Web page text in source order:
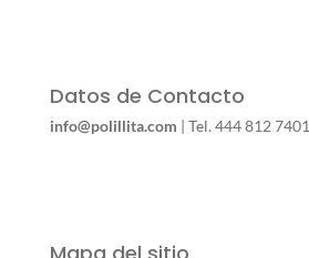
Datos de Contacto
info@polillita.com | Tel. 444 812 7401